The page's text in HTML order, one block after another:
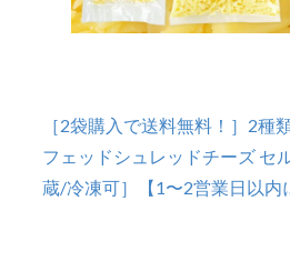
［2袋購入で送料無料！］2種
フェッドシュレッドチーズ セ
蔵/冷凍可］【1〜2営業日以内